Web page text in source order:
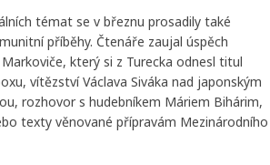
témat se v březnu prosadily také
příběhy. Čtenáře zaujal úspěch
který si z Turecka odnesl titul
vítězství Václava Siváka nad japonským
rozhovor s hudebníkem Máriem Bihárim,
texty věnované přípravám Mezinárodního